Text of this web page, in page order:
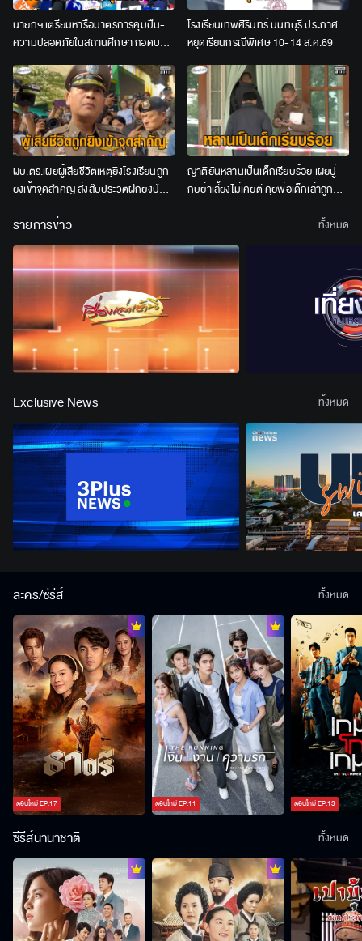
นายกฯ เตรียมหารือมาตรการคุมปืน-
ความปลอดภัยในสถานศึกษา ถอดบท
เรียนเหตุยิงในโรงเรียน
โรงเรียนเทพศิรินทร์ นนทบุรี ประกาศ
หยุดเรียนกรณีพิเศษ 10-14 ส.ค.69
ผบ.ตร.เผยผู้เสียชีวิตเหตุยิงโรงเรียนถูก
ยิงเข้าจุดสำคัญ สั่งสืบประวัติฝึกยิงปืน
ญาติยันหลานเป็นเด็กเรียบร้อย เผยปู่
กับย่าเลี้ยงไม่เคยตี คุยพ่อเด็กเล่าถูกบูล
รายการข่าว ทั้งหมด
Exclusive News ทั้งหมด
ละคร/ซีรีส์
ตอนใหม่EP.17 ตอนใหม่EP.11 ตอนใหม่EP.13
ทั้งหมด
ซีรีส์นานาชาติ ทั้งหมด